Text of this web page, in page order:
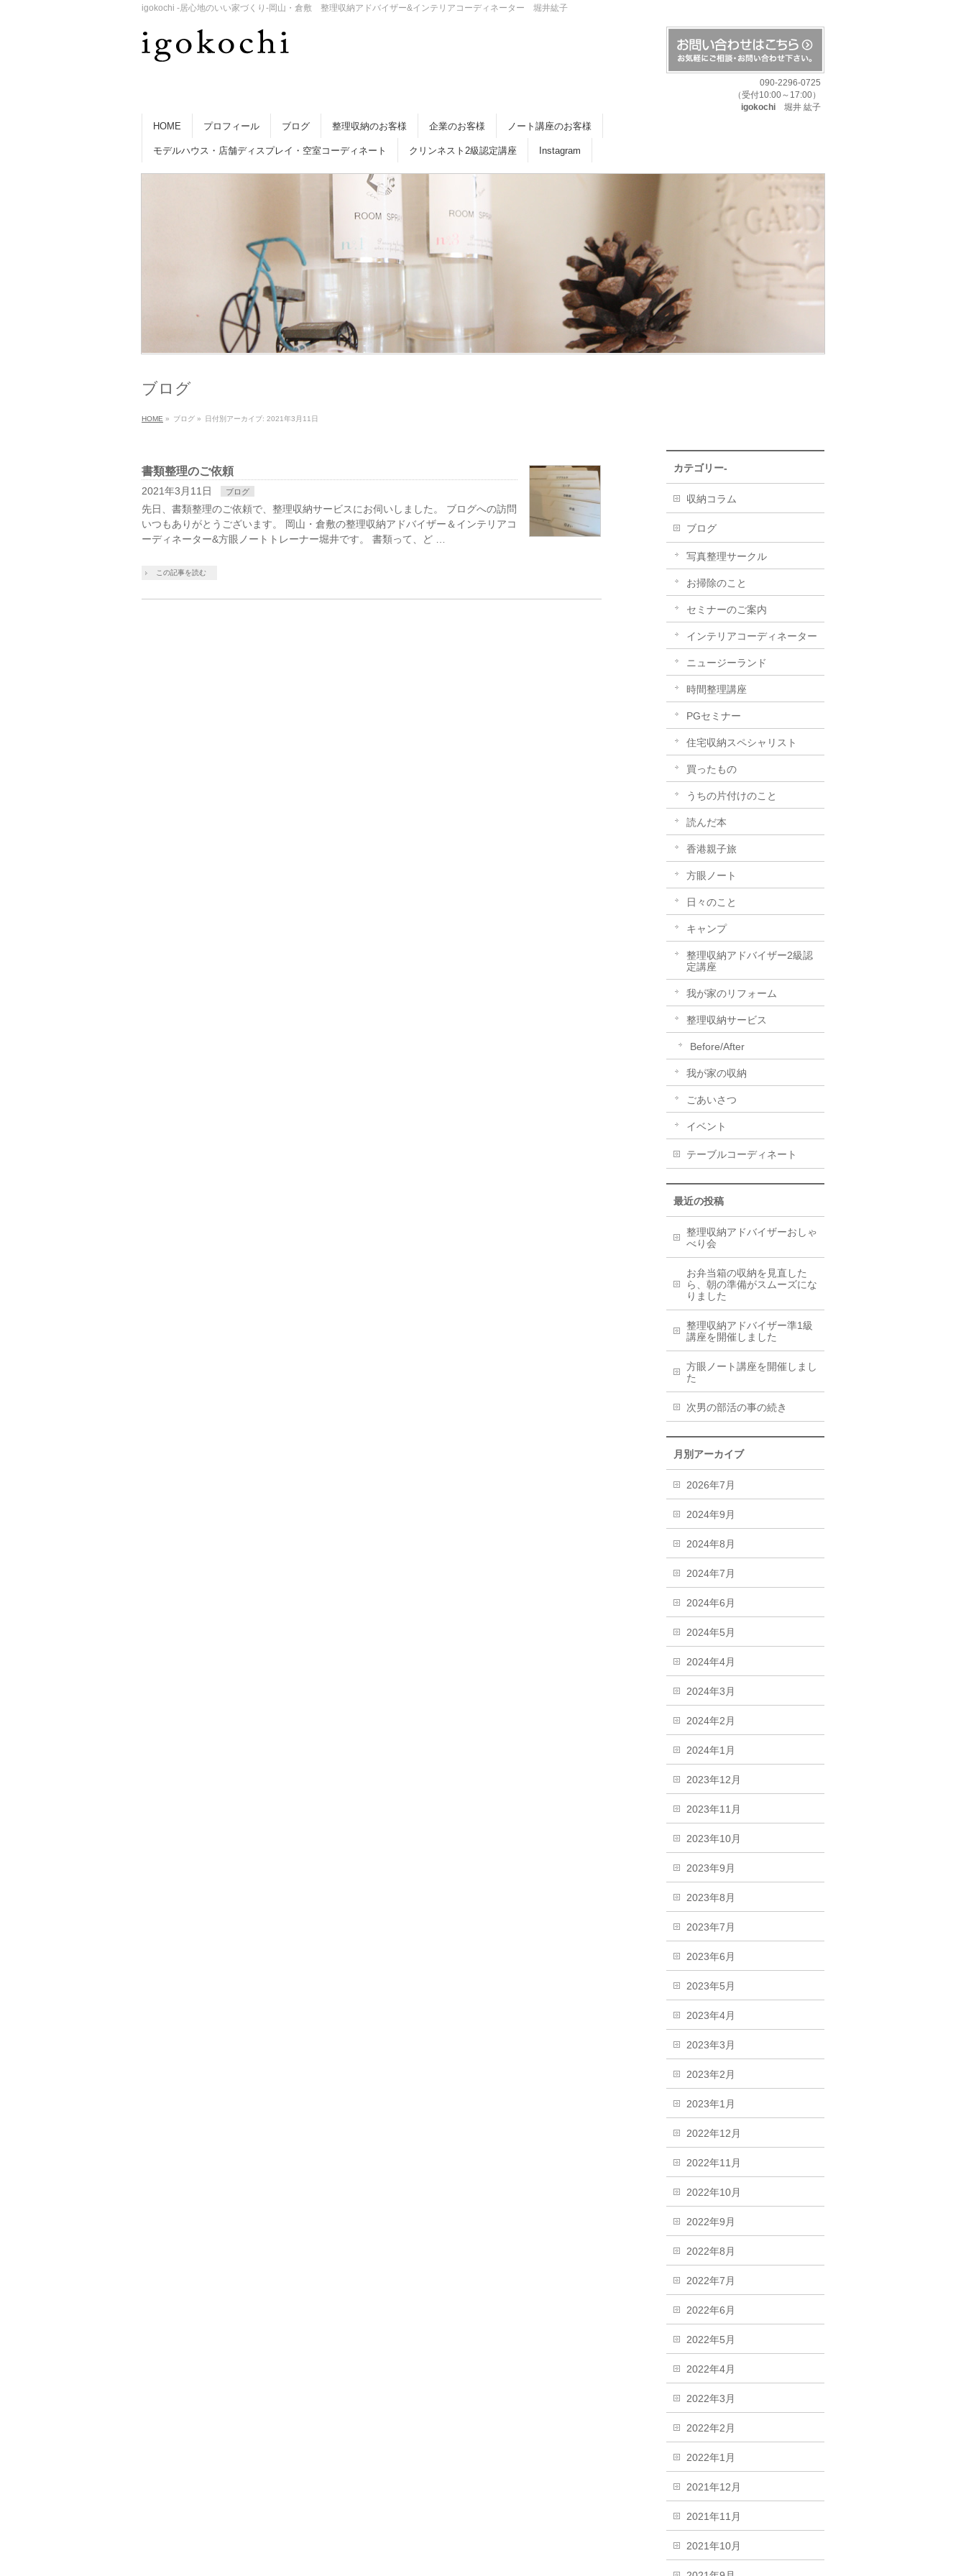
igokochi -居心地のいい家づくり-岡山・倉敷 整理収納アドバイザー&インテリアコーディネーター 堀井紘子
090-2296-0725
（受付10:00～17:00）
igokochi 堀井 紘子
HOME プロフィール ブログ 整理収納のお客様 企業のお客様 ノート講座のお客様
モデルハウス・店舗ディスプレイ・空室コーディネート クリンネスト2級認定講座 Instagram
ブログ
HOME » ブログ » 日付別アーカイブ: 2021年3月11日
書類整理のご依頼
2021年3月11日 ブログ
先日、書類整理のご依頼で、整理収納サービスにお伺いしました。 ブログへの訪問
いつもありがとうございます。 岡山・倉敷の整理収納アドバイザー＆インテリアコ
ーディネーター&方眼ノートトレーナー堀井です。 書類って、ど …
この記事を読む
カテゴリー-
収納コラム
ブログ
写真整理サークル
お掃除のこと
セミナーのご案内
インテリアコーディネーター
ニュージーランド
時間整理講座
PGセミナー
住宅収納スペシャリスト
買ったもの
うちの片付けのこと
読んだ本
香港親子旅
方眼ノート
日々のこと
キャンプ
整理収納アドバイザー2級認
定講座
我が家のリフォーム
整理収納サービス
Before/After
我が家の収納
ごあいさつ
イベント
テーブルコーディネート
最近の投稿
整理収納アドバイザーおしゃ
べり会
お弁当箱の収納を見直した
ら、朝の準備がスムーズにな
りました
整理収納アドバイザー準1級
講座を開催しました
方眼ノート講座を開催しまし
た
次男の部活の事の続き
月別アーカイブ
2026年7月
2024年9月
2024年8月
2024年7月
2024年6月
2024年5月
2024年4月
2024年3月
2024年2月
2024年1月
2023年12月
2023年11月
2023年10月
2023年9月
2023年8月
2023年7月
2023年6月
2023年5月
2023年4月
2023年3月
2023年2月
2023年1月
2022年12月
2022年11月
2022年10月
2022年9月
2022年8月
2022年7月
2022年6月
2022年5月
2022年4月
2022年3月
2022年2月
2022年1月
2021年12月
2021年11月
2021年10月